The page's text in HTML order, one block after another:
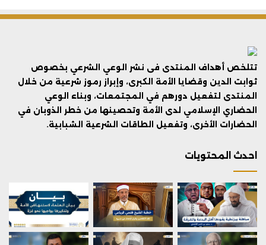
تتلخص أهداف المنتدى فى نشر الوعي الشرعي بخصوص
ثوابت الدين وقضايا الأمة الكبرى، وإبراز رموز شرعية من خلال
المنتدى لتفعيل دورهم في المجتمعات، وبناء الوعي
الحضاري الإسلامي لدى الأمة وتحصينها من خطر الذوبان في
الحضارات الأخرى، وتفعيل الطاقات الشرعية الشبابية.
احدث المحتويات